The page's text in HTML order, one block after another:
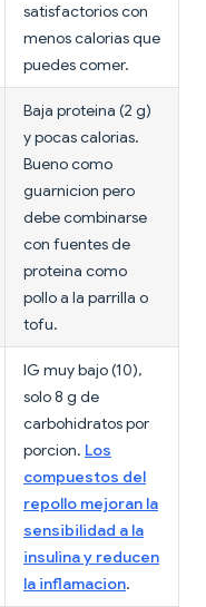
satisfactorios con
menos calorias que
puedes comer.
Baja proteina (2 g)
y pocas calorias.
Bueno como
guarnicion pero
debe combinarse
con fuentes de
proteina como
pollo a la parrilla o
tofu.
IG muy bajo (10),
solo 8 g de
carbohidratos por
porcion. Los
compuestos del
repollo mejoran la
sensibilidad a la
insulina y reducen
la inflamacion.